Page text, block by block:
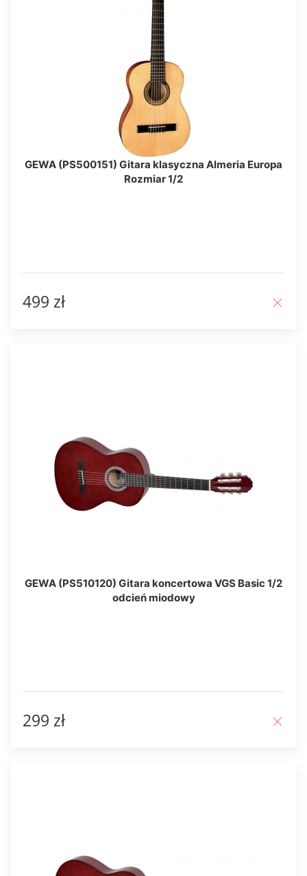
GEWA (PS500151) Gitara klasyczna Almeria Europa
Rozmiar 1/2
499 zł
GEWA (PS510120) Gitara koncertowa VGS Basic 1/2
odcień miodowy
299 zł